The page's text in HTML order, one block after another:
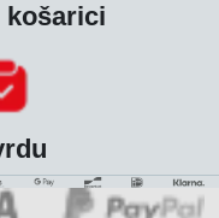
košarici